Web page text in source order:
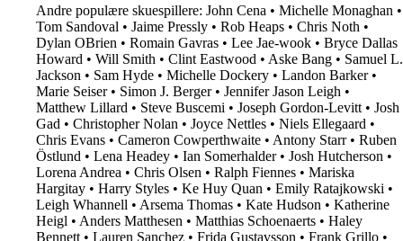
Andre populære skuespillere: John Cena • Michelle Monaghan •
Tom Sandoval • Jaime Pressly • Rob Heaps • Chris Noth •
Dylan OBrien • Romain Gavras • Lee Jae-wook • Bryce Dallas
Howard • Will Smith • Clint Eastwood • Aske Bang • Samuel L.
Jackson • Sam Hyde • Michelle Dockery • Landon Barker•
Marie Seiser• Simon J. Berger• Jennifer Jason Leigh •
Matthew Lillard • Steve Buscemi • Joseph Gordon-Levitt • Josh
Gad • Christopher Nolan • Joyce Nettles • Niels Ellegaard •
Chris Evans • Cameron Cowperthwaite • Antony Starr• Ruben
Östlund • Lena Headey • Ian Somerhalder• Josh Hutcherson •
Lorena Andrea • Chris Olsen • Ralph Fiennes • Mariska
Hargitay • Harry Styles • Ke Huy Quan • Emily Ratajkowski •
Leigh Whannell • Arsema Thomas • Kate Hudson • Katherine
Heigl • Anders Matthesen • Matthias Schoenaerts • Haley
Bennett • Lauren Sanchez • Frida Gustavsson • Frank Grillo •